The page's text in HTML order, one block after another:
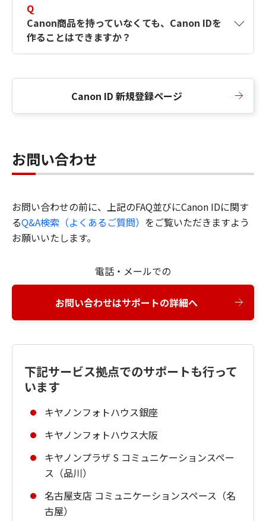
Q
Canon商品を持っていなくても、Canon IDを
作ることはできますか？
Canon ID 新規登録ページ
お問い合わせ
お問い合わせの前に、上記のFAQ並びにCanon IDに関す
るQ&A検索（よくあるご質問） をご覧いただきますよう
お願いいたします。
電話・メールでの
お問い合わせはサポートの詳細へ
下記サービス拠点でのサポートも行って
います
キヤノンフォトハウス銀座
キヤノンフォトハウス大阪
キヤノンプラザ S コミュニケーションスペー
ス（品川）
名古屋支店 コミュニケーションスペース（名
古屋）